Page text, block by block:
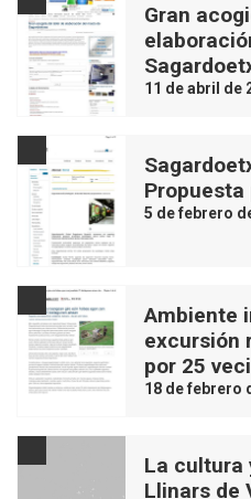
Gran
11 de abril de
Propuesta
5 de febrero
Ambiente
excursión
por 25
18 de febrero
La cultura
Llinars de